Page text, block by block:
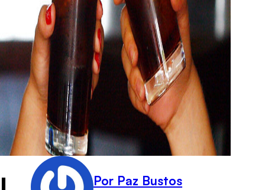
Por Paz Bustos